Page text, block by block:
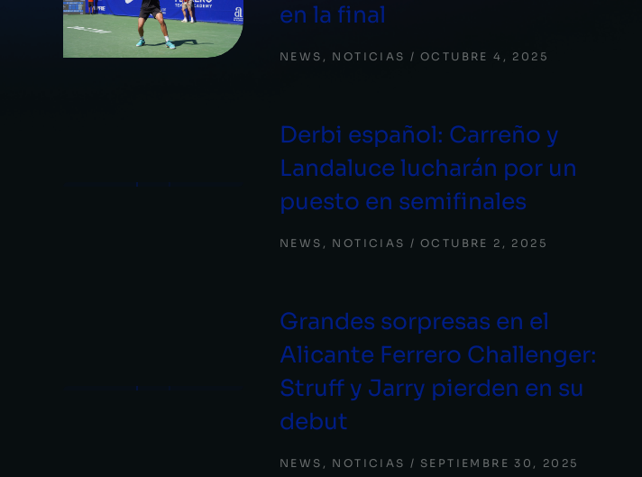
en la final
NEWS , NOTICIAS OCTUBRE 4, 2025
Derbi español: Carreño y
Landaluce lucharán por un
puesto en semifinales
NEWS , NOTICIAS OCTUBRE 2, 2025
Grandes sorpresas en el
Alicante Ferrero Challenger:
Struff y Jarry pierden en su
debut
NEWS , NOTICIAS SEPTIEMBRE 30, 2025